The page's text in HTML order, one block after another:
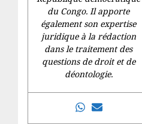
du Congo. Il apporte
également son expertise
juridique à la rédaction
dans le traitement des
questions de droit et de
déontologie.